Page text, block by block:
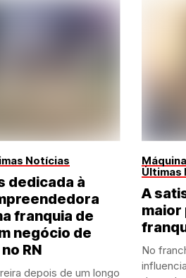
Notícias
dedicada à
franquia de
negócio de
RN
depois de um longo
Últimas
A
maior
No